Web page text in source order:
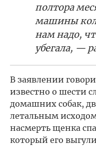
полтора
машины
нам надо,
убегала, —
В заявлении
известно о шести
домашних собак,
летальным
насмерть щенка
который его